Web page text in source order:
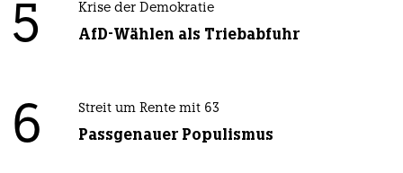
5 Krise der Demokratie
AfD-Wählen als Triebabfuhr
6 Streit um Rente mit 63
Passgenauer Populismus